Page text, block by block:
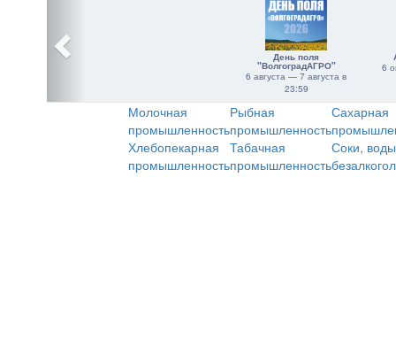
День поля
"ВолгоградАГРО"
6 августа — 7 августа в
23:59
6
Молочная
промышленность
Рыбная
промышленность
Сахарная
Хлебопекарная
промышленность
Табачная
промышленность
Соки,